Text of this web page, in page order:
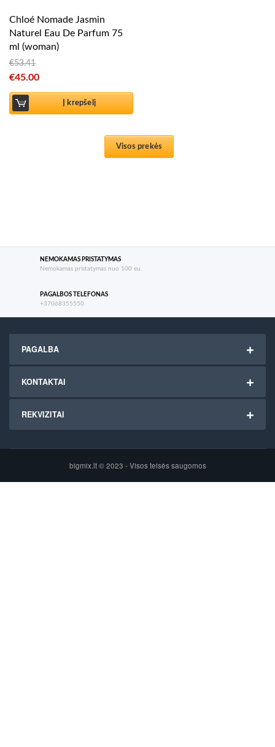
Chloé Nomade Jasmin
Naturel Eau De Parfum 75
ml (woman)
€53.41
Original price was: €53.41.
€45.00
Current price is: €45.00.
Į krepšelį
Visos prekės
NEMOKAMAS PRISTATYMAS
Nemokamas pristatymas nuo 100 eu.
PAGALBOS TELEFONAS
+37068355550
PAGALBA
KONTAKTAI
REKVIZITAI
bigmix.lt © 2023 - Visos teisės saugomos